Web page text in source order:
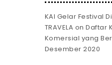
KAI Gelar Festival
TRAVELA on Daftar
Komersial yang
Desember 2020